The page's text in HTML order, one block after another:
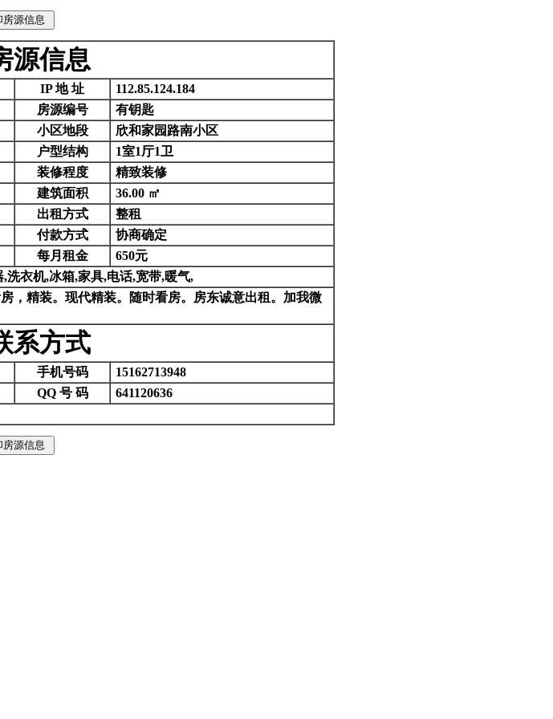
源信息
IP 地 址
112.85.124.184
房源编号
有钥匙
小区地段
欣和家园路南小区
户型结构
1室1厅1卫
装修程度
精致装修
建筑面积
36.00 ㎡
出租方式
整租
付款方式
协商确定
每月租金
650元
洗衣机,冰箱,家具,电话,宽带,暖气,
，精装。现代精装。随时看房。房东诚意出租。加我微
系方式
手机号码
15162713948
QQ 号 码
641120636